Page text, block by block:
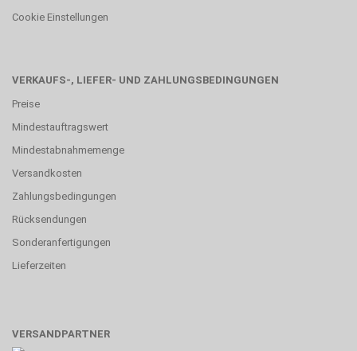
Cookie Einstellungen
VERKAUFS-, LIEFER- UND ZAHLUNGSBEDINGUNGEN
Preise
Mindestauftragswert
Mindestabnahmemenge
Versandkosten
Zahlungsbedingungen
Rücksendungen
Sonderanfertigungen
Lieferzeiten
VERSANDPARTNER